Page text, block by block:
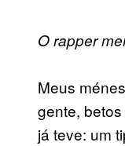
O rapper
Meus
gente,
já teve: um